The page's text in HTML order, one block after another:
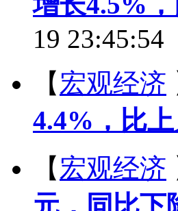
19 23:45:54
【 宏观经济
4.4%，比
【 宏观经济